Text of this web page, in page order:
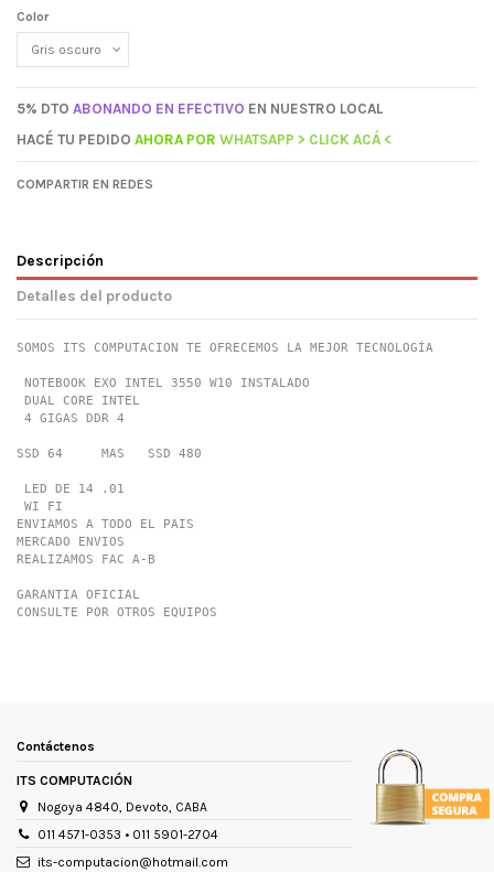
Color
5% DTO ABONANDO EN EFECTIVO EN NUESTRO LOCAL
HACÉ TU PEDIDO AHORA POR WHATSAPP > CLICK ACÁ <
COMPARTIR EN REDES
Descripción
Detalles del producto
SOMOS ITS COMPUTACION TE OFRECEMOS LA MEJOR TECNOLOGÍA
NOTEBOOK EXO INTEL 3550 W10 INSTALADO
DUAL CORE INTEL
4 GIGAS DDR 4
SSD 64     MAS   SSD 480
LED DE 14 .01
WI FI
ENVIAMOS A TODO EL PAIS
MERCADO ENVIOS
REALIZAMOS FAC A-B
GARANTIA OFICIAL
CONSULTE POR OTROS EQUIPOS
Modelo
Cantidad de núcleos
Frecuencia de actualización de la
pantalla
Resolución de la pantalla
Contáctenos
ITS COMPUTACIÓN
Nogoya 4840, Devoto, CABA
011 4571-0353 • 011 5901-2704
its-computacion@hotmail.com